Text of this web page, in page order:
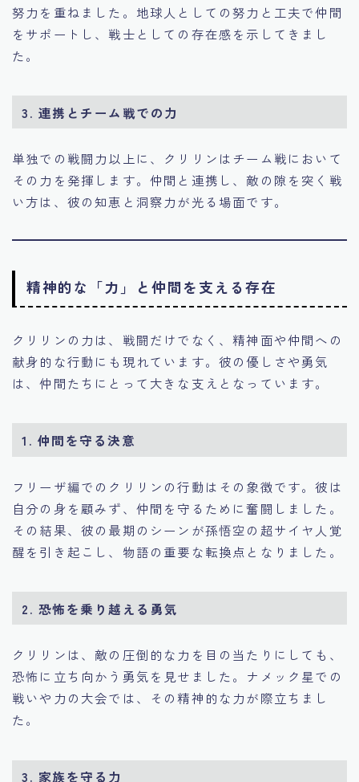
努力を重ねました。地球人としての努力と工夫で仲間
をサポートし、戦士としての存在感を示してきまし
た。
3. 連携とチーム戦での力
単独での戦闘力以上に、クリリンはチーム戦において
その力を発揮します。仲間と連携し、敵の隙を突く戦
い方は、彼の知恵と洞察力が光る場面です。
精神的な「力」と仲間を支える存在
クリリンの力は、戦闘だけでなく、精神面や仲間への
献身的な行動にも現れています。彼の優しさや勇気
は、仲間たちにとって大きな支えとなっています。
1. 仲間を守る決意
フリーザ編でのクリリンの行動はその象徴です。彼は
自分の身を顧みず、仲間を守るために奮闘しました。
その結果、彼の最期のシーンが孫悟空の超サイヤ人覚
醒を引き起こし、物語の重要な転換点となりました。
2. 恐怖を乗り越える勇気
クリリンは、敵の圧倒的な力を目の当たりにしても、
恐怖に立ち向かう勇気を見せました。ナメック星での
戦いや力の大会では、その精神的な力が際立ちまし
た。
3. 家族を守る力